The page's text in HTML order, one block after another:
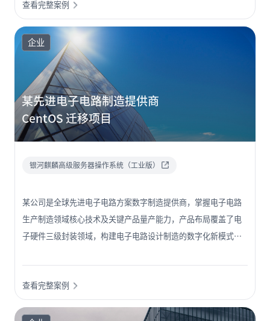
新关乎国家关键行业信息安全。 “双跨”平台体现了国内工业互
目前国家认证的“双跨”平台仅 51 家，遴选重点围绕资源管理、
核心技术、赋能成效、社会贡献和可持续发展五个维度共 21 项指
标。该集团的“工业互联网平台”凭借多年积累成功入选。 本次
平台扩容采用“国产化应用 + 新技术升级”双轨路线，在解决安
全问题的同时，依托云计算、大数据等技术对现有系统进行改
造，有助于整合老旧分散系统，打破信息孤岛。
查看完整案例
企业
某先进电子电路制造提供商
CentOS 迁移项目
银河麒麟高级服务器操作系统（工业版）
某公司是全球先进电子电路方案数字制造提供商，掌握电子电路
生产制造领域核心技术及关键产品量产能力，产品布局覆盖了电
子硬件三级封装领域，构建电子电路设计制造的数字化新模式，
心开发组件等，核心技术风险大，基础软件面临断供风险，需要
查看完整案例